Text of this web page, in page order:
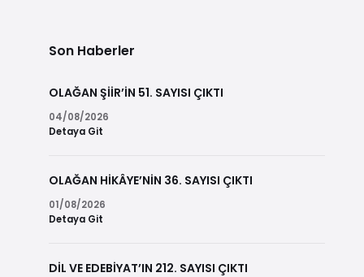
Son Haberler
OLAĞAN ŞİİR’İN 51. SAYISI ÇIKTI
04/08/2026
Detaya Git
OLAĞAN HİKÂYE’NİN 36. SAYISI ÇIKTI
01/08/2026
Detaya Git
DİL VE EDEBİYAT’IN 212. SAYISI ÇIKTI